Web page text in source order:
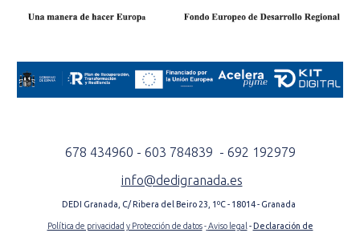
678 434960 - 603 784839 - 692 192979
info@dedigranada.es
DEDI Granada, C/ Ribera del Beiro 23, 1ºC - 18014 - Granada
Política de privacidad y Protección de datos- Aviso legal -Declaración de